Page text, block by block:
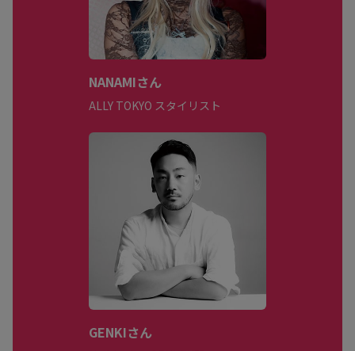
NANAMIさん
ALLY TOKYO スタイリスト
GENKIさん